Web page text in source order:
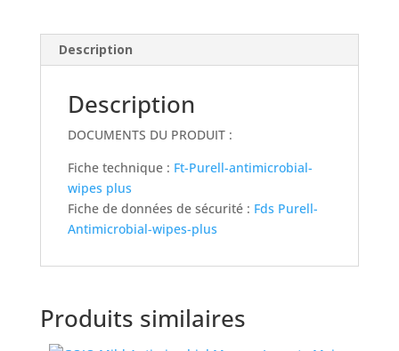
Description
Description
DOCUMENTS DU PRODUIT :
Fiche technique : Ft-Purell-antimicrobial-
wipes plus
Fiche de données de sécurité : Fds Purell-
Antimicrobial-wipes-plus
Produits similaires